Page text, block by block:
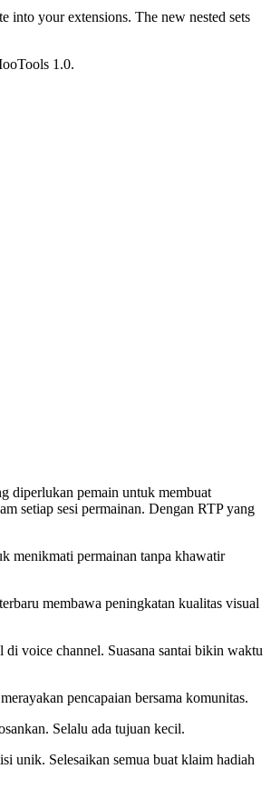
into your extensions. The new nested sets
1.0.
diperlukan pemain untuk membuat
setiap sesi permainan. Dengan RTP yang
menikmati permainan tanpa khawatir
membawa peningkatan kualitas visual
voice channel. Suasana santai bikin waktu
pencapaian bersama komunitas.
Selalu ada tujuan kecil.
unik. Selesaikan semua buat klaim hadiah